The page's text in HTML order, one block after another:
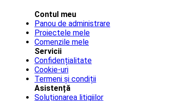
Contul meu
Panou de administrare
Proiectele mele
Comenzile mele
Servicii
Confidențialitate
Cookie-uri
Termeni și condiții
Asistență
Soluționarea litigiilor